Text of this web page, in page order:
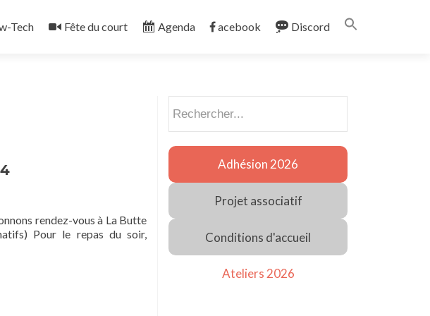
Tech Fête du court Agenda acebook Discord
rendez-vous à La Butte
Pour le repas du soir,
Adhésion 2026
Projet associatif
Conditions d'accueil
Ateliers 2026